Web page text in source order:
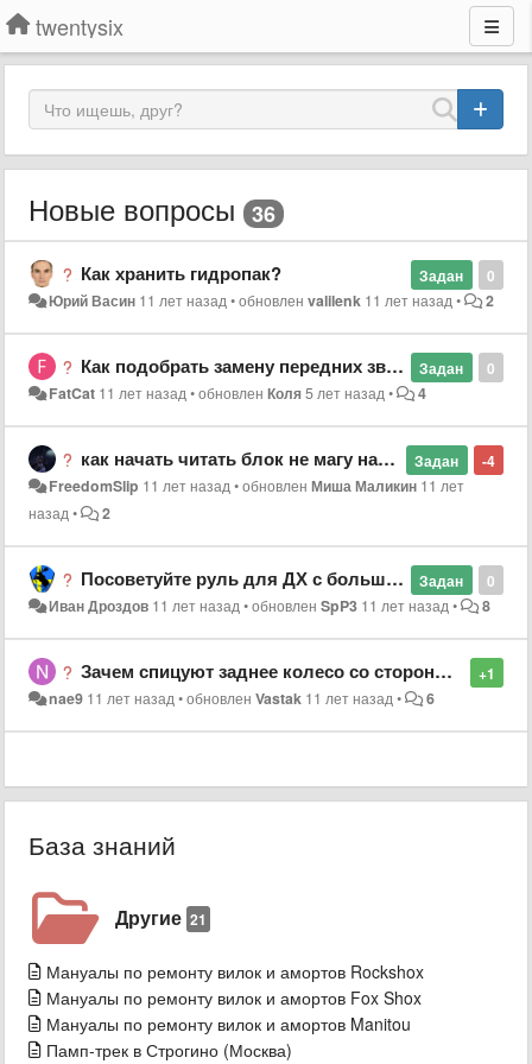
twentysix
Новые вопросы 36
0
Задан
Как хранить гидропак?
Юрий Васин 11 лет назад•обновленvalilenk 11 лет назад• 2
0
Задан
Как подобрать замену передних звезд
FatCat 11 лет назад•обновленКоля5 лет назад• 4
-4
Задан
как начать читать блок не магу найти кнопку?
FreedomSlip 11 лет назад•обновленМиша Маликин 11 лет
назад• 2
0
Задан
Посоветуйте руль для ДХ с большим флексом.
Иван Дроздов 11 лет назад•обновленSpP3 11 лет назад• 8
+1
Зачем спицуют заднее колесо со стороны каеты более толстыми спицами? Например вилсет ztr flow ex 29
nae9 11 лет назад•обновленVastak 11 лет назад• 6
База знаний
Другие 21
Мануалы по ремонту вилок и амортов Rockshox
Мануалы по ремонту вилок и амортов Fox Shox
Мануалы по ремонту вилок и амортов Manitou
Памп-трек в Строгино (Москва)